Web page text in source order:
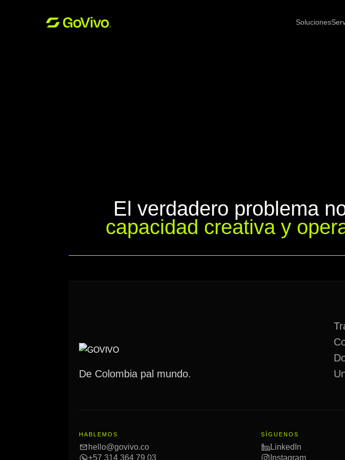
Soluciones
El verdadero problema
capacidad creativa y
De Colombia pal mundo.
HABLEMOS
hello@govivo.co
+57 314 364 79 03
SÍGUENOS
LinkedIn
Instagram